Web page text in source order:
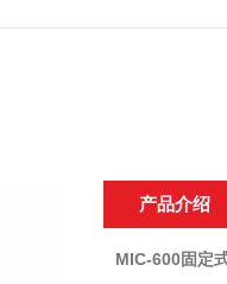
产品介绍
MIC-600固定